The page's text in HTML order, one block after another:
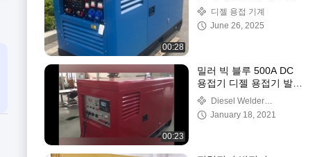
00:28
전기디젤 용접 기계
June 26, 2025
00:23
밀러 빅 블루 500A DC
용접기 디젤 용접기 발전
기 10kwDiesel Welder
Generator
January 18, 2021